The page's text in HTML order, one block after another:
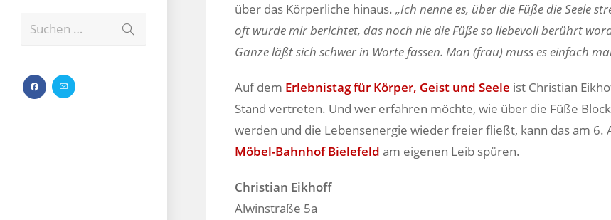
Suchen …
über das Körperliche hinaus.„Ich nenne es, über die Füße die Seele
oft wurde mir berichtet, das noch nie die Füße so liebevoll berührt
Ganze läßt sich schwer in Worte fassen. Man (frau) muss es einfach
Auf dem Erlebnistag für Körper, Geist und Seele ist Christian
Stand vertreten. Und wer erfahren möchte, wie über die Füße
werden und die Lebensenergie wieder freier fließt, kann das am 6.
Möbel-Bahnhof Bielefeld am eigenen Leib spüren.
Christian Eikhoff
Alwinstraße 5a